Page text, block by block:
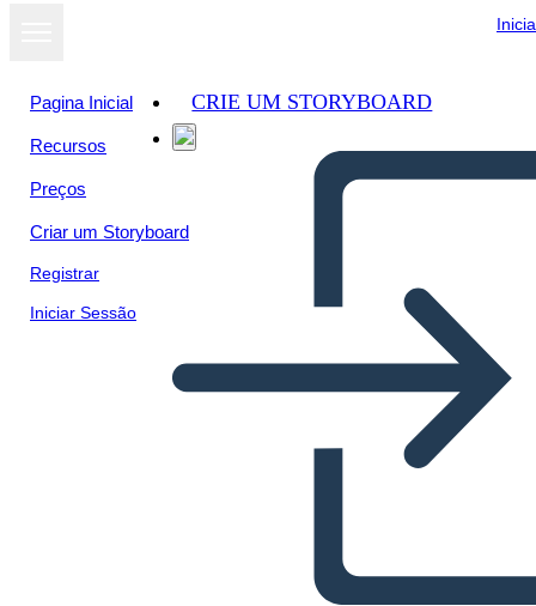
Pagina Inicial
Recursos
Preços
Criar um Storyboard
Registrar
Iniciar Sessão
CRIE UM STORYBOARD
Ver como
apresentação